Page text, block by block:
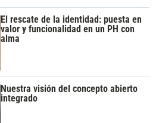
El rescate de la identidad: puesta en
valor y funcionalidad en un PH con
alma
Nuestra visión del concepto abierto
integrado